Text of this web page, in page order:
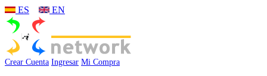
ES EN
Crear Cuenta Ingresar Mi Compra